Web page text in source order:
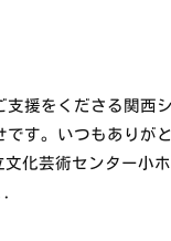
支援をくださる関西
です。いつもありが
化芸術センター小